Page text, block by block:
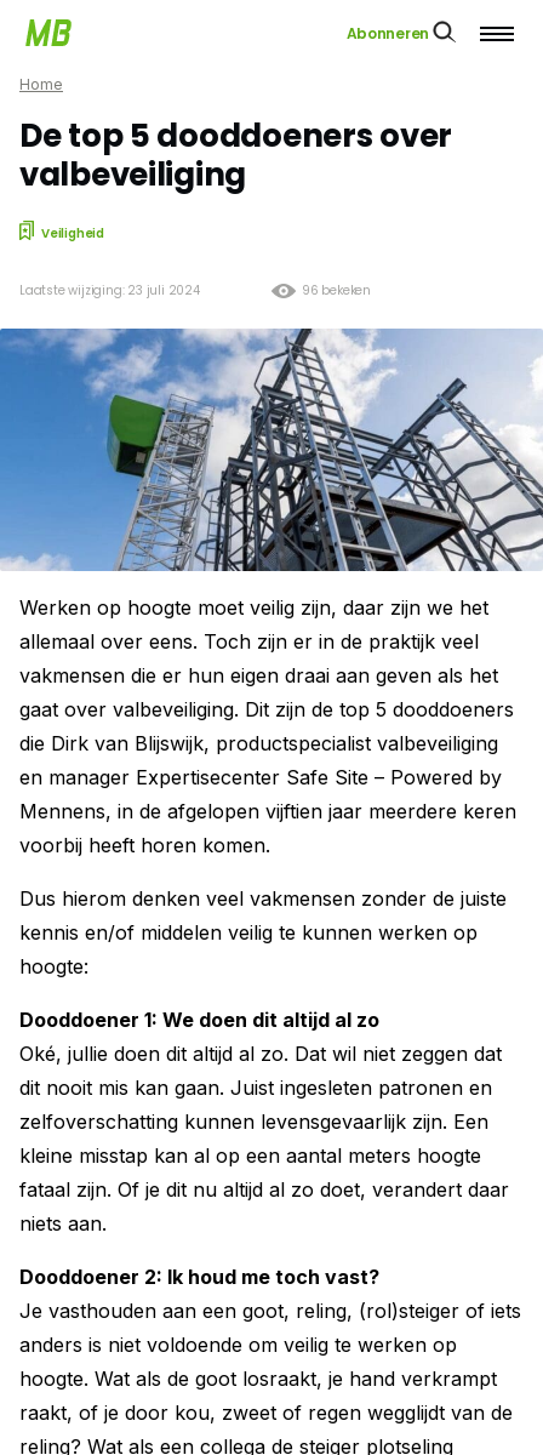
Abonneren
Home
De top 5 dooddoeners over
valbeveiliging
Veiligheid
96 bekeken
Laatste wijziging: 23 juli 2024
Werken op hoogte moet veilig zijn, daar zijn we het
allemaal over eens. Toch zijn er in de praktijk veel
vakmensen die er hun eigen draai aan geven als het
gaat over valbeveiliging. Dit zijn de top 5 dooddoeners
die Dirk van Blijswijk, productspecialist valbeveiliging
en manager Expertisecenter Safe Site – Powered by
Mennens, in de afgelopen vijftien jaar meerdere keren
voorbij heeft horen komen.
Dus hierom denken veel vakmensen zonder de juiste
kennis en/of middelen veilig te kunnen werken op
hoogte:
Dooddoener 1: We doen dit altijd al zo
Oké, jullie doen dit altijd al zo. Dat wil niet zeggen dat
dit nooit mis kan gaan. Juist ingesleten patronen en
zelfoverschatting kunnen levensgevaarlijk zijn. Een
kleine misstap kan al op een aantal meters hoogte
fataal zijn. Of je dit nu altijd al zo doet, verandert daar
niets aan.
Dooddoener 2: Ik houd me toch vast?
Je vasthouden aan een goot, reling, (rol)steiger of iets
anders is niet voldoende om veilig te werken op
hoogte. Wat als de goot losraakt, je hand verkrampt
raakt, of je door kou, zweet of regen wegglijdt van de
reling? Wat als een collega de steiger plotseling